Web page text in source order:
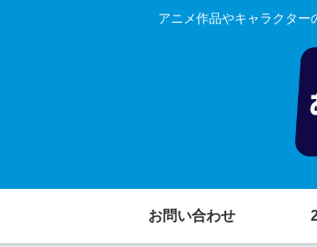
アニメ作品やキャラクター
お問い合わせ